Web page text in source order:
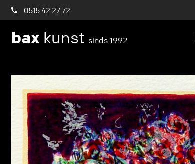
0515 42 27 72
bax kunst sinds 1992